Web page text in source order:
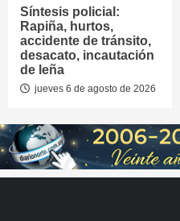
Síntesis policial:
Rapiña, hurtos,
accidente de tránsito,
desacato, incautación
de leña
jueves 6 de agosto de 2026